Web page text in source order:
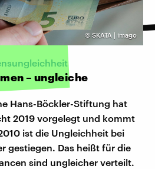
© SKATA | imago
– ungleiche
Hans-Böckler-Stiftung hat
2019 vorgelegt und kommt
ist die Ungleichheit bei
gestiegen. Das heißt für die
sind ungleicher verteilt.